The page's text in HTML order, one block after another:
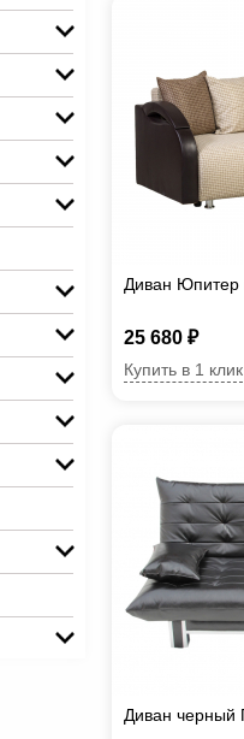
Диван Юпитер
25 680 ₽
Купить в 1 клик
Диван черный